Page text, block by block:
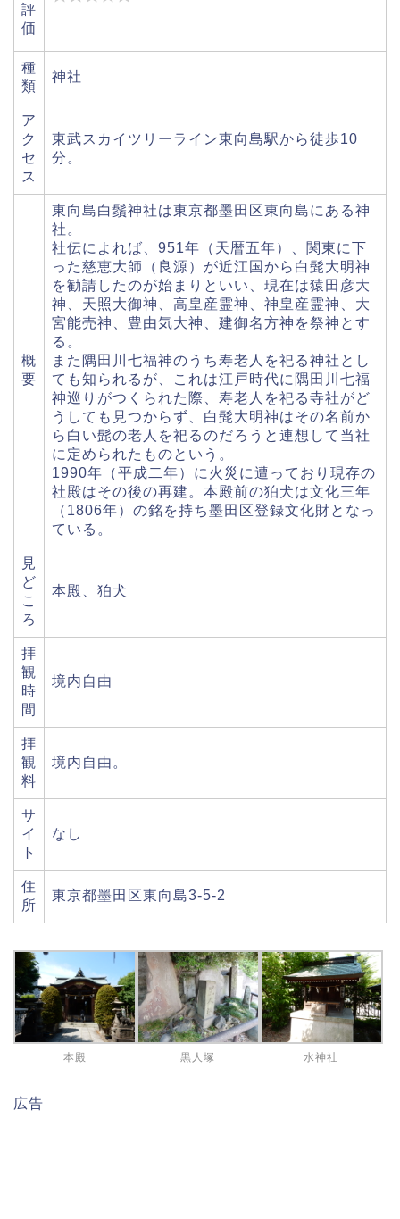
評
価
種
類
神社
ア
ク
セ
ス
東武スカイツリーライン東向島駅から徒歩10
分。
概
要
東向島白鬚神社は東京都墨田区東向島にある神
社。
社伝によれば、951年（天暦五年）、関東に下
った慈恵大師（良源）が近江国から白髭大明神
を勧請したのが始まりといい、現在は猿田彦大
神、天照大御神、高皇産霊神、神皇産霊神、大
宮能売神、豊由気大神、建御名方神を祭神とす
る。
また隅田川七福神のうち寿老人を祀る神社とし
ても知られるが、これは江戸時代に隅田川七福
神巡りがつくられた際、寿老人を祀る寺社がど
うしても見つからず、白髭大明神はその名前か
ら白い髭の老人を祀るのだろうと連想して当社
に定められたものという。
1990年（平成二年）に火災に遭っており現存の
社殿はその後の再建。本殿前の狛犬は文化三年
（1806年）の銘を持ち墨田区登録文化財となっ
ている。
見
ど
こ
ろ
本殿、狛犬
拝
観
時
間
境内自由
拝
観
料
境内自由。
サ
イ
ト
なし
住
所
東京都墨田区東向島3-5-2
本殿 黒人塚 水神社
広告